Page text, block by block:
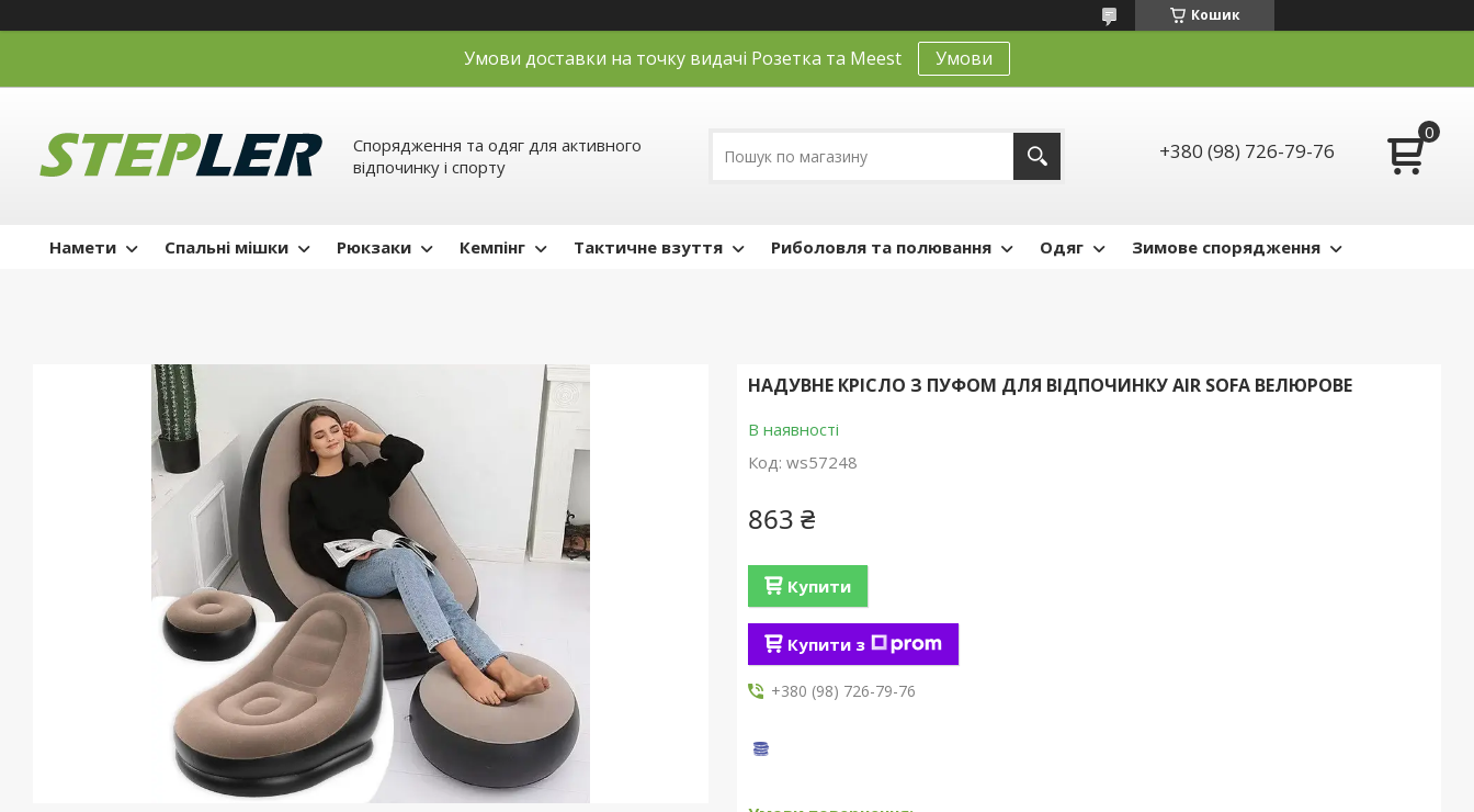
Кошик
Умови доставки на точку видачі Розетка та Meest Умови
Спорядження та одяг для активного
відпочинку і спорту
+380 (98) 726-79-76
Намети Спальні мішки Рюкзаки Кемпінг Тактичне взуття Риболовля та полювання Одяг Зимове спорядження
НАДУВНЕ КРІСЛО З ПУФОМ ДЛЯ ВІДПОЧИНКУ AIR SOFA ВЕЛЮРОВЕ
В наявності
Код: ws57248
863 ₴
Купити
Купити з
+380 (98) 726-79-76